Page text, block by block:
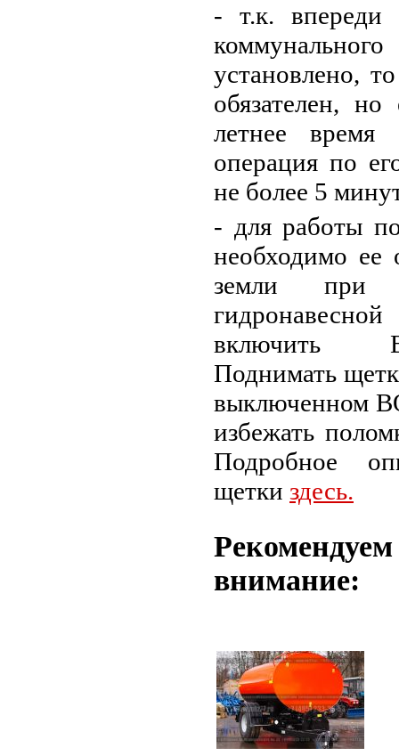
- т.к. впереди
установлено,
обязателен,
летнее
операция по
не более 5
- для работы
необходимо ее
земли при
включить
Поднимать
выключенном
избежать
Подробное
щетки здесь.
внимание: